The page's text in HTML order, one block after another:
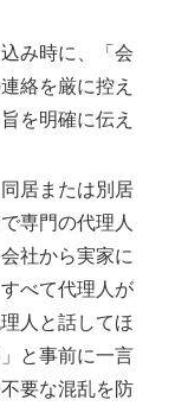
み時に、「会
絡を厳に控え
を明確に伝え
居または別居
専門の代理人
社から実家に
べて代理人が
人と話してほ
と事前に一言
要な混乱を防